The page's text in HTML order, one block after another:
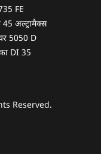
FE
45 अल्ट्रामैक्स
5050 D
DI 35
Reserved.